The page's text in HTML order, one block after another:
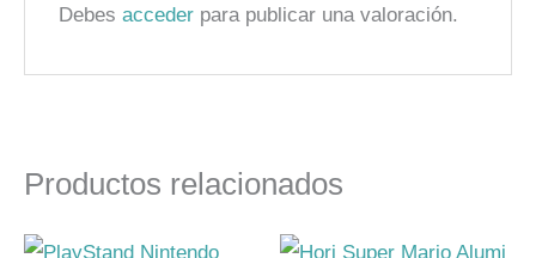
Debesacceder para publicar una valoración.
Productos relacionados